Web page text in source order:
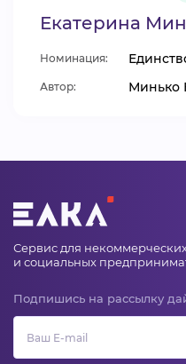
Екатерина
Номинация:
Автор: Минько
Сервис для
и социальных
Подпишись на рассылку